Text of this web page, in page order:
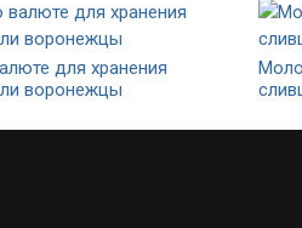
для хранения
воронежцы